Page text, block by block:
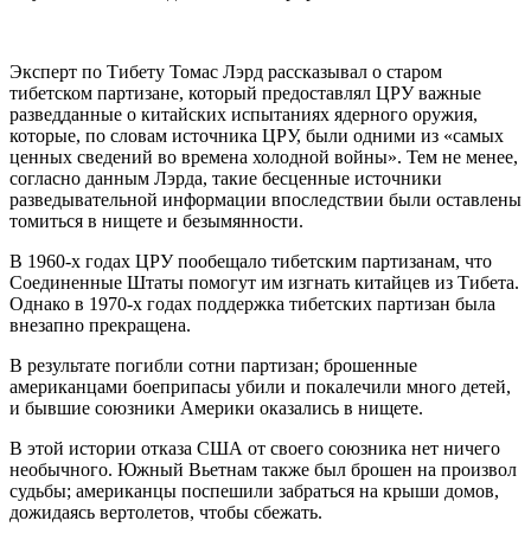
Эксперт по Тибету Томас Лэрд рассказывал о старом
тибетском партизане, который предоставлял ЦРУ важные
разведданные о китайских испытаниях ядерного оружия,
которые, по словам источника ЦРУ, были одними из «самых
ценных сведений во времена холодной войны». Тем не менее,
согласно данным Лэрда, такие бесценные источники
разведывательной информации впоследствии были оставлены
томиться в нищете и безымянности.
В 1960-х годах ЦРУ пообещало тибетским партизанам, что
Соединенные Штаты помогут им изгнать китайцев из Тибета.
Однако в 1970-х годах поддержка тибетских партизан была
внезапно прекращена.
В результате погибли сотни партизан; брошенные
американцами боеприпасы убили и покалечили много детей,
и бывшие союзники Америки оказались в нищете.
В этой истории отказа США от своего союзника нет ничего
необычного. Южный Вьетнам также был брошен на произвол
судьбы; американцы поспешили забраться на крыши домов,
дожидаясь вертолетов, чтобы сбежать.